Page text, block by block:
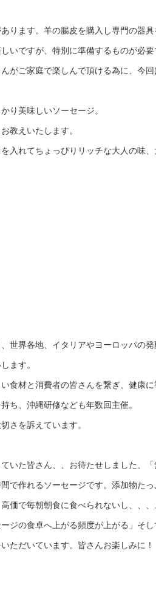
ります。羊の腸皮を購入し専門の器
いですが、特別に準備するものが必要
がご家庭で楽しんで頂ける為に、今
り美味しいソーセージ。
教えいたします。
入れてちょっぴりリッチな大人の味
世界各地、イタリアやヨーロッパの
ます。
食材と消費者の皆さんを繋ぎ、健康
ち、沖縄研修なども年数回主催。
さを訴えています。
いた皆さん、、お待たせしました、
で作れるソーセージです。添加物た
価で毎朝朝食に食べられないし、、
ジの食卓へ上がる頻度が上がる」そ
ただいています。皆さんお楽しみに！